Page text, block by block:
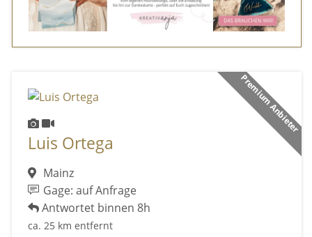
Premium Anbieter
Luis Ortega
Mainz
Gage: auf Anfrage
Antwortet binnen 8h
ca. 25 km entfernt